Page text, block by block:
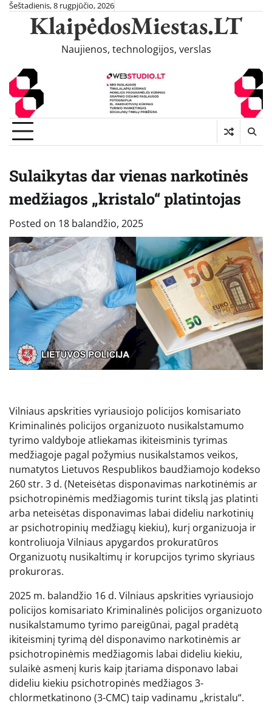
Skip
content
Šeštadienis, 8 rugpjūčio, 2026
KlaipėdosMiestas.LT
Naujienos, technologijos, verslas
Sulaikytas dar vienas narkotinės
medžiagos „kristalo“ platintojas
Posted on 18 balandžio, 2025
Vilniaus apskrities vyriausiojo policijos komisariato
Kriminalinės policijos organizuoto nusikalstamumo
tyrimo valdyboje atliekamas ikiteisminis tyrimas
medžiagoje pagal požymius nusikalstamos veikos,
numatytos Lietuvos Respublikos baudžiamojo kodekso
260 str. 3 d. (Neteisėtas disponavimas narkotinėmis ar
psichotropinėmis medžiagomis turint tikslą jas platinti
arba neteisėtas disponavimas labai dideliu narkotinių
ar psichotropinių medžiagų kiekiu), kurį organizuoja ir
kontroliuoja Vilniaus apygardos prokuratūros
Organizuotų nusikaltimų ir korupcijos tyrimo skyriaus
prokuroras.
2025 m. balandžio 16 d. Vilniaus apskrities vyriausiojo
policijos komisariato Kriminalinės policijos organizuoto
nusikalstamumo tyrimo pareigūnai, pagal pradėtą
ikiteisminį tyrimą dėl disponavimo narkotinėmis ar
psichotropinėmis medžiagomis labai dideliu kiekiu,
sulaikė asmenį kuris kaip įtariama disponavo labai
dideliu kiekiu psichotropinės medžiagos 3-
chlormetkatinono (3-CMC) taip vadinamu „kristalu“.